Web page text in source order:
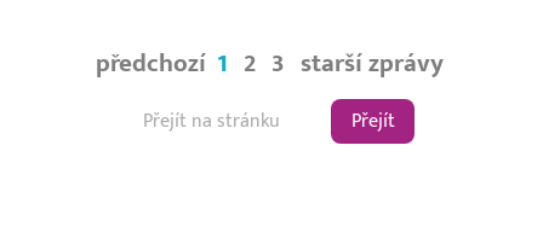
předchozí 1 2 3 starší zprávy
Přejít